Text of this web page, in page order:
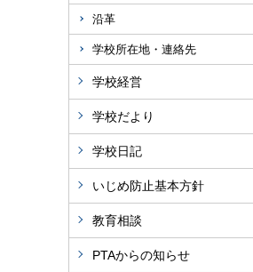
沿革
学校所在地・連絡先
学校経営
学校だより
学校日記
いじめ防止基本方針
教育相談
PTAからの知らせ